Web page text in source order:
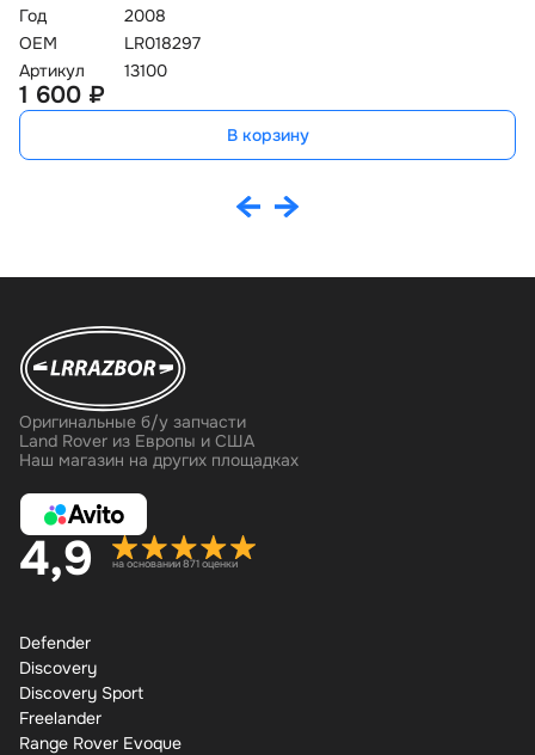
Год
2008
OEM
LR018297
Артикул
13100
1 600 ₽
В корзину
Оригинальные б/у запчасти
Land Rover из Европы и США
Наш магазин на других площадках
4,9 на основании 871 оценки
Defender
Discovery
Discovery Sport
Freelander
Range Rover Evoque